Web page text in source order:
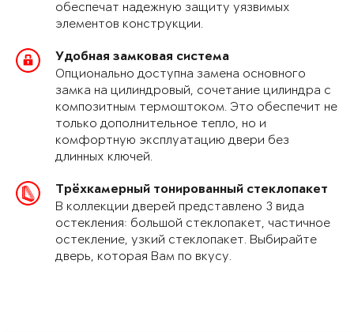
обеспечат надежную защиту уязвимых
элементов конструкции.
Удобная замковая система
Опционально доступна замена основного
замка на цилиндровый, сочетание цилиндра с
композитным термоштоком. Это обеспечит не
только дополнительное тепло, но и
комфортную эксплуатацию двери без
длинных ключей.
Трёхкамерный тонированный стеклопакет
В коллекции дверей представлено 3 вида
остекления: большой стеклопакет, частичное
остекление, узкий стеклопакет. Выбирайте
дверь, которая Вам по вкусу.